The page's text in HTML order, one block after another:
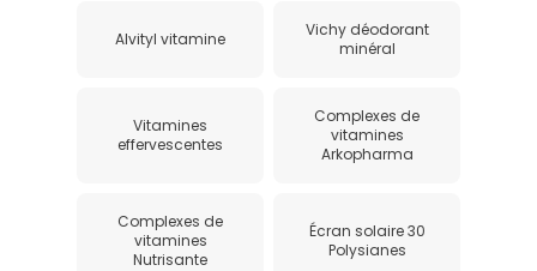
Alvityl vitamine
Vichy déodorant
minéral
Vitamines
effervescentes
Complexes de
vitamines
Arkopharma
Complexes de
vitamines
Nutrisante
Écran solaire 30
Polysianes